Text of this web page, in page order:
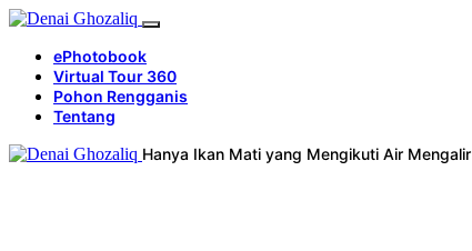
ePhotobook
Virtual Tour 360
Pohon Rengganis
Tentang
Hanya Ikan Mati yang Mengikuti Air Mengalir